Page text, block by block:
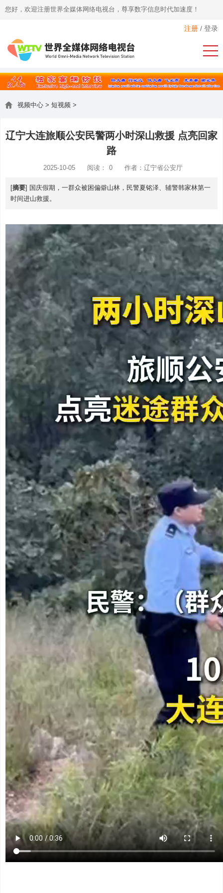
您好，欢迎注册世界全媒体网络电视台，尊享数字信息时代加速度！
注册 / 登录
视频中心 > 短视频 >
辽宁大连旅顺公安民警两小时深山救援 点亮回家
路
2025-10-05 阅读： 0 作者：辽宁省公安厅
[摘要] 国庆假期，一群众被困偏僻山林，民警夏铭泽、辅警韩家林第一
时间进山救援。